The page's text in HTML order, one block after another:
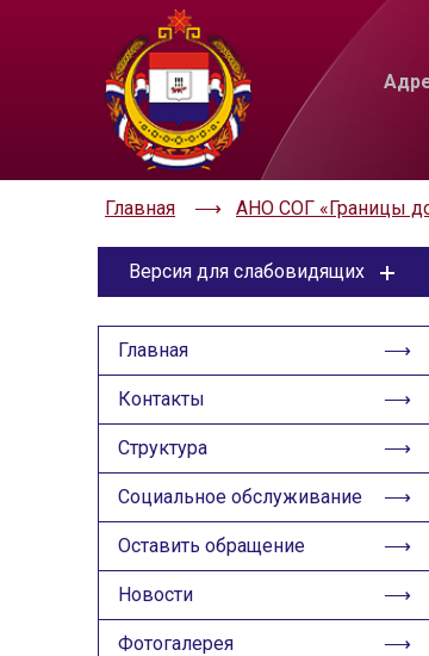
ЦВЕТОВАЯ СХЕМА
Aa Aa Aa
Главная АНО СОГ «Границы
Версия для слабовидящих
ЦВЕТОВАЯ СХЕМА
Aa Aa Aa
Aa
ИЗОБРАЖЕНИЯ
Главная
Контакты
Структура
Социальное обслуживание
Оставить обращение
Новости
Фотогалерея